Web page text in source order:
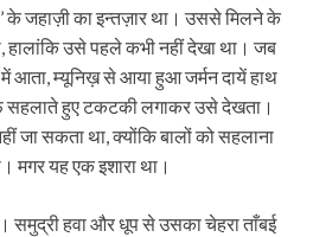
के जहाज़ी का इन्तज़ार था। उससे मिलने के
हालांकि उसे पहले कभी नहीं देखा था। जब
आता, म्यूनिख़ से आया हुआ जर्मन दायें हाथ
सहलाते हुए टकटकी लगाकर उसे देखता।
जा सकता था, क्योंकि बालों को सहलाना
मगर यह एक इशारा था।
समुद्री हवा और धूप से उसका चेहरा ताँबई